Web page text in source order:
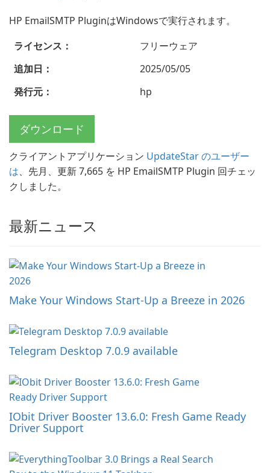
HP EmailSMTP PluginはWindowsで実行されます。
ライセンス：
フリーウェア
追加日：
2025/05/05
発行元：
hp
ダウンロード
クライアントアプリケーション UpdateStar のユーザー
は、先月、更新 7,665 を HP EmailSMTP Plugin 回チェッ
クしました。
最新ニュース
Make Your Windows Start-Up a Breeze in 2026
Telegram Desktop 7.0.9 available
IObit Driver Booster 13.6.0: Fresh Game Ready
Driver Support